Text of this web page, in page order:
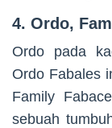
4. Ordo,
Ordo pada
Ordo Fabales
Family
sebuah